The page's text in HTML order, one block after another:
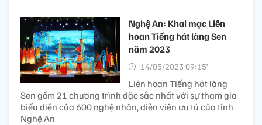
Nghệ An: Khai mạc Liên
hoan Tiếng hát làng Sen
năm 2023
14/05/2023 09:15’
Liên hoan Tiếng hát làng
Sen gồm 21 chương trình đặc sắc nhất với sự tham gia
biểu diễn của 600 nghệ nhân, diễn viên ưu tú của tỉnh
Nghệ An